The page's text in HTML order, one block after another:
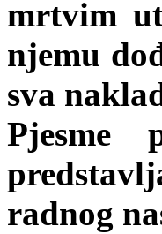
mrtvim
njemu
sva
Pjesme
radnog